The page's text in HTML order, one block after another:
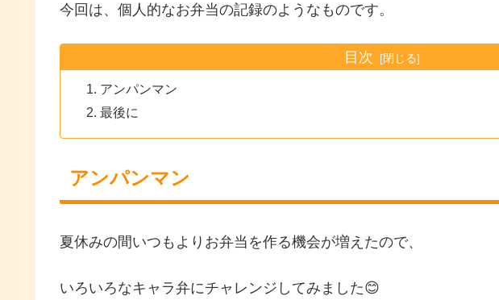
今回は、個人的なお弁当の記録のようなものです。
目次
アンパンマン
最後に
アンパンマン
夏休みの間いつもよりお弁当を作る機会が増えたので、
いろいろなキャラ弁にチャレンジしてみました😊